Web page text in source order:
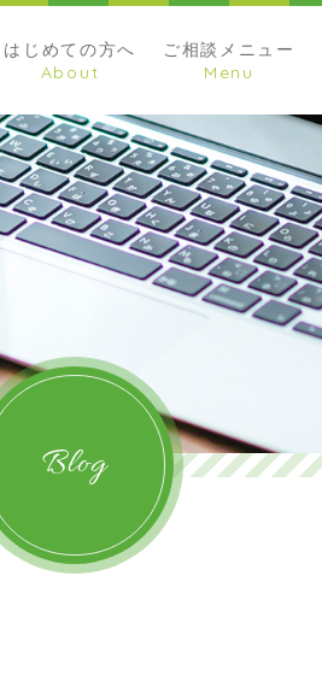
はじめての方へ ご相談メニュー
Blog